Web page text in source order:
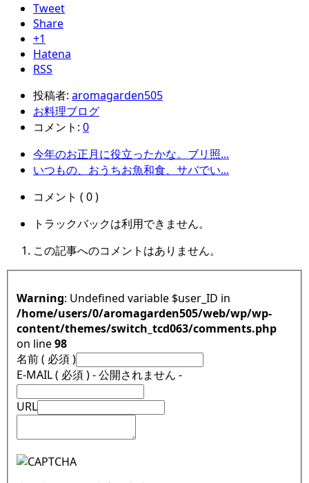
Tweet
Share
+1
Hatena
RSS
投稿者: aromagarden505
お料理ブログ
コメント: 0
今年のお正月に役立ったかな。ブリ照...
いつもの、おうちお魚和食、サバでい...
コメント ( 0 )
トラックバックは利用できません。
この記事へのコメントはありません。
Warning : Undefined variable $user_ID in
/home/users/0/aromagarden505/web/wp/wp-
content/themes/switch_tcd063/comments.php
on line98
名前 ( 必須 )
E-MAIL ( 必須 ) - 公開されません -
URL